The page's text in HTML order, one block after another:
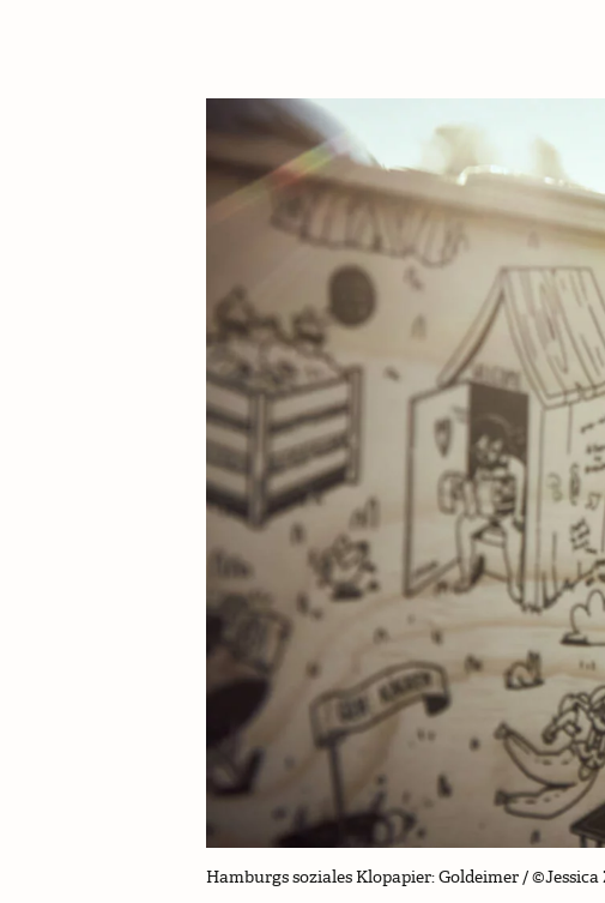
Hamburgs soziales Klopapier: Goldeimer /